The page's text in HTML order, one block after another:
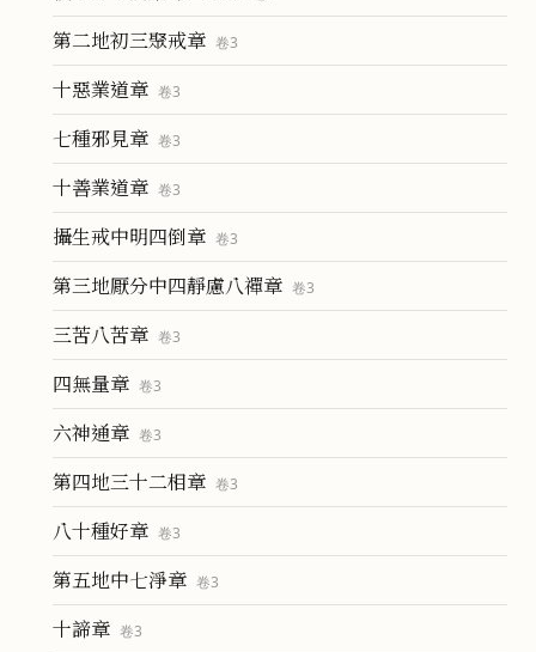
第二地初三聚戒章 卷3
十惡業道章 卷3
七種邪見章 卷3
十善業道章 卷3
攝生戒中明四倒章 卷3
第三地厭分中四靜慮八禪章 卷3
三苦八苦章 卷3
四無量章 卷3
六神通章 卷3
第四地三十二相章 卷3
八十種好章 卷3
第五地中七淨章 卷3
十諦章 卷3